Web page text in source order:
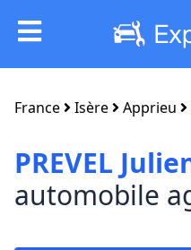
France Isère Apprieu
PREVEL
automobile